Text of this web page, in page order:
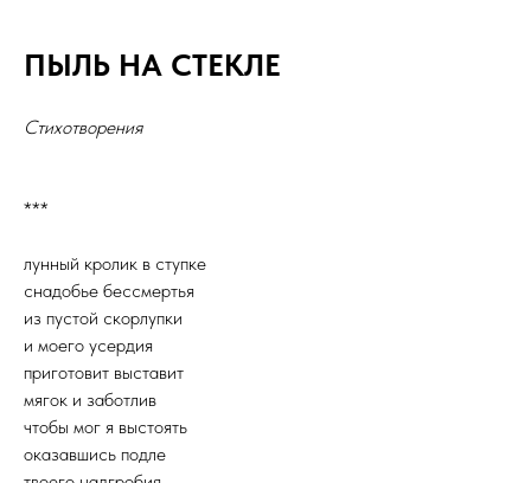
ПЫЛЬ НА СТЕКЛЕ
Стихотворения
***
лунный кролик в ступке
снадобье бессмертья
из пустой скорлупки
и моего усердия
приготовит выставит
мягок и заботлив
чтобы мог я выстоять
оказавшись подле